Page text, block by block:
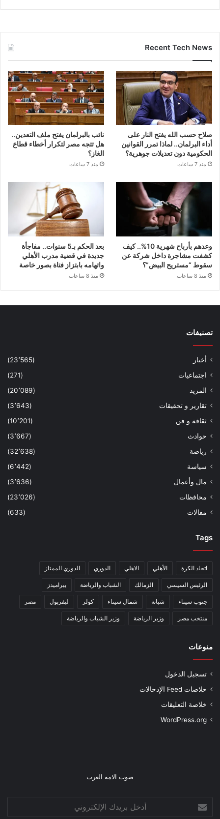
Recent Tech News
صلاح حسب الله يفتح النار على
أداء البرلمان.. لماذا تمرر القوانين
الحكومية دون تعديلات جوهرية؟
منذ 7 ساعات
نائب بالبرلمان يفتح ملف التعدين..
هل تتجه مصر لتكرار أخطاء قطاع
الغاز؟
منذ 7 ساعات
وعدهم بأرباح شهرية 10%.. كيف
كشفت مشاجرة داخل شركة عن
سقوط “مستريح البيض”؟
منذ 8 ساعات
بعد الحكم بـ5 سنوات.. مفاجأة
جديدة في قضية مدرب الأهلي
واتهامه بابتزاز فتاة بصور خاصة
منذ 8 ساعات
تصنيفات
أخبار
(23٬565)
اجتماعيات
(271)
المزيد
(20٬089)
تقارير و تحقيقات
(3٬643)
ثقافة و فن
(10٬201)
حوادث
(3٬667)
رياضة
(32٬638)
سياسة
(6٬442)
مال وأعمال
(3٬636)
محافظات
(23٬026)
مقالات
(633)
Tags
اتحاد الكرة الأهلي الاهلي الدوري الدوري الممتاز
الرئيس السيسي الزمالك الشباب والرياضة بيراميدز
جنوب سيناء شبانة شمال سيناء كولر ليفربول مصر
منتخب مصر وزير الرياضة وزير الشباب والرياضة
منوعات
تسجيل الدخول
خلاصات Feed الإدخالات
خلاصة التعليقات
WordPress.org
صوت الامه العرب
بريدك